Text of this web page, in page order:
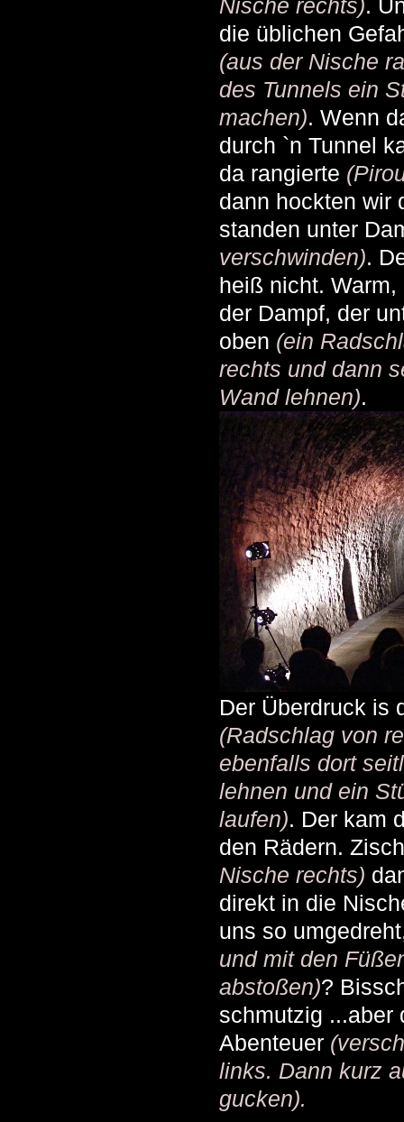
Nische rechts).
die üblichen
(aus der Nische
des Tunnels ein
machen). Wenn
durch `n Tunnel
da rangierte
dann hockten wir
standen unter
verschwinden).
heiß nicht.
der Dampf, der
oben (ein
rechts und dann
Wand lehnen).
Der Überdruck is
(Radschlag von
ebenfalls dort
lehnen und ein
laufen). Der kam
den Rädern.
Nische rechts)
direkt in die
uns so
und mit den
abstoßen)?
schmutzig ...aber
Abenteuer
links. Dann kurz
gucken).